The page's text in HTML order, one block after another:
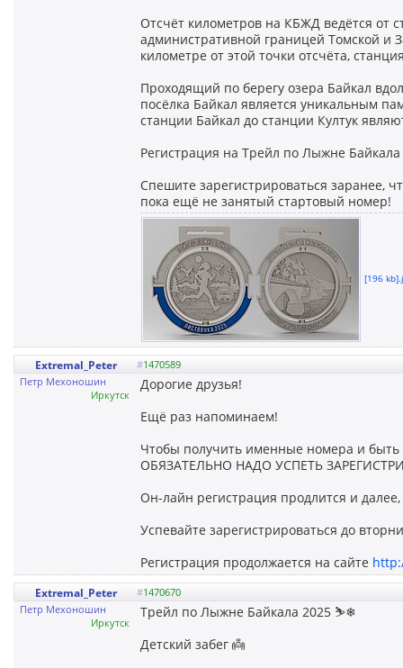
Отсчёт километров на КБЖД ведётся от
административной границей Томской и
километре от этой точки отсчёта,
Проходящий по берегу озера Байкал
посёлка Байкал является уникальным
станции Байкал до станции Култук
Регистрация на Трейл по Лыжне
Спешите зарегистрироваться заранее,
пока ещё не занятый стартовый номер!
[196
Extremal_Peter #1470589
Петр Мехоношин
Иркутск
Дорогие друзья!
Ещё раз напоминаем!
Чтобы получить именные номера и быть
ОБЯЗАТЕЛЬНО НАДО УСПЕТЬ
Он-лайн регистрация продлится и
Успевайте зарегистрироваться до
Регистрация продолжается на сайте
Extremal_Peter #1470670
Петр Мехоношин
Иркутск
Трейл по Лыжне Байкала 2025 ⛷❄
Детский забег 👼